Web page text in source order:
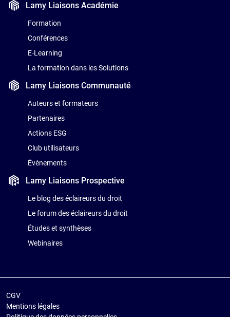
Lamy LiaisonsAcadémie
Formation
Conférences
E-Learning
La formation dans les Solutions
Lamy LiaisonsCommunauté
Auteurs et formateurs
Partenaires
Actions ESG
Club utilisateurs
Évènements
Lamy Liaisons Prospective
Le blog des éclaireurs du droit
Le forum des éclaireurs du droit
Études et synthèses
Webinaires
CGV
Mentions légales